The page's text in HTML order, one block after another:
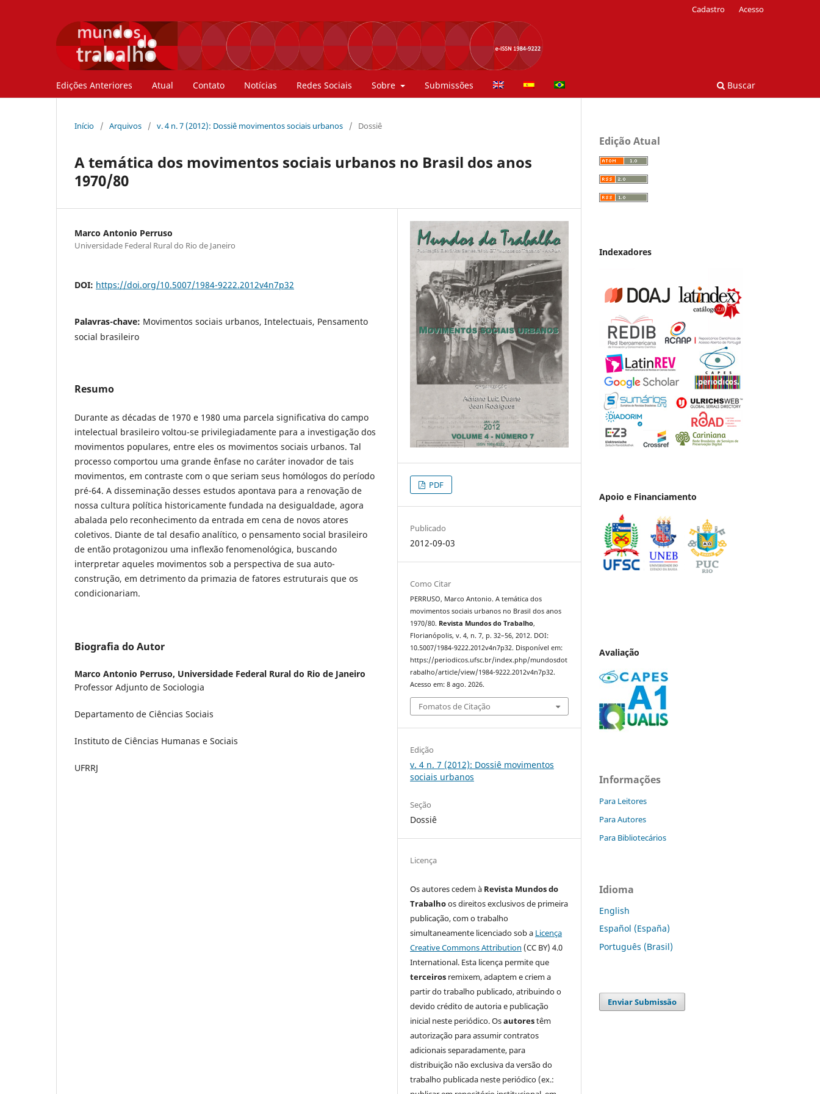
Edições Anteriores Atual Contato Notícias Redes Sociais Sobre Submissões Buscar
Cadastro Acesso
Início / Arquivos / v. 4 n. 7 (2012): Dossiê movimentos sociais urbanos / Dossiê
A temática dos movimentos sociais urbanos no Brasil dos anos
1970/80
Marco Antonio Perruso
Universidade Federal Rural do Rio de Janeiro
DOI: https://doi.org/10.5007/1984-9222.2012v4n7p32
Palavras-chave: Movimentos sociais urbanos, Intelectuais, Pensamento
social brasileiro
Resumo
Durante as décadas de 1970 e 1980 uma parcela significativa do campo
intelectual brasileiro voltou-se privilegiadamente para a investigação dos
movimentos populares, entre eles os movimentos sociais urbanos. Tal
processo comportou uma grande ênfase no caráter inovador de tais
movimentos, em contraste com o que seriam seus homólogos do período
pré-64. A disseminação desses estudos apontava para a renovação de
nossa cultura política historicamente fundada na desigualdade, agora
abalada pelo reconhecimento da entrada em cena de novos atores
coletivos. Diante de tal desafio analítico, o pensamento social brasileiro
de então protagonizou uma inflexão fenomenológica, buscando
interpretar aqueles movimentos sob a perspectiva de sua auto-
construção, em detrimento da primazia de fatores estruturais que os
condicionariam.
Biografia do Autor
Marco Antonio Perruso, Universidade Federal Rural do Rio de Janeiro
Professor Adjunto de Sociologia
Departamento de Ciências Sociais
Instituto de Ciências Humanas e Sociais
UFRRJ
PDF
Publicado
2012-09-03
Como Citar
PERRUSO, Marco Antonio. A temática dos
movimentos sociais urbanos no Brasil dos anos
1970/80. Revista Mundos do Trabalho,
Florianópolis, v. 4, n. 7, p. 32–56, 2012. DOI:
10.5007/1984-9222.2012v4n7p32. Disponível em:
https://periodicos.ufsc.br/index.php/mundosdot
rabalho/article/view/1984-9222.2012v4n7p32.
Acesso em: 8 ago. 2026.
Fomatos de Citação
Edição
v. 4 n. 7 (2012): Dossiê movimentos
sociais urbanos
Seção
Dossiê
Licença
Os autores cedem à Revista Mundos do
Trabalhoos direitos exclusivos de primeira
publicação, com o trabalho
simultaneamente licenciado sob a Licença
Creative Commons Attribution (CC BY) 4.0
International. Esta licença permite que
terceiros remixem, adaptem e criem a
partir do trabalho publicado, atribuindo o
devido crédito de autoria e publicação
inicial neste periódico. Osautorestêm
autorização para assumir contratos
adicionais separadamente, para
distribuição não exclusiva da versão do
trabalho publicada neste periódico (ex.:
Edição Atual
Indexadores
Apoio e Financiamento
Avaliação
Informações
Para Leitores
Para Autores
Para Bibliotecários
Idioma
English
Español (España)
Português (Brasil)
Enviar Submissão